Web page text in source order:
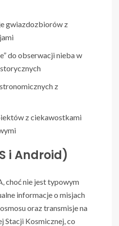
gwiazdozbiorów z
do obserwacji nieba w
z
z ciekawostkami
i Android)
choć nie jest typowym
informacje o misjach
oraz transmisje na
Stacji Kosmicznej, co